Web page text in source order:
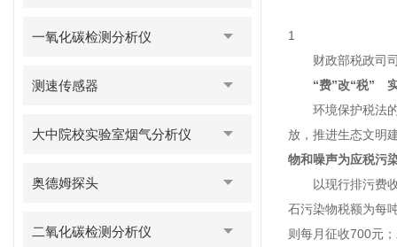
一氧化碳检测分析仪
测速传感器
大中院校实验室烟气分析仪
奥德姆探头
二氧化碳检测分析仪
1
财政部税政司司
“费”改“税”
环境保护税法的
放，推进生态文明
物和噪声为应税污
以现行排污费收
石污染物税额为每
则每月征收700元